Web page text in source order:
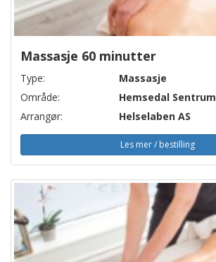
Massasje 60 minutter
Type:
Massasje
Område:
Hemsedal Sentrum
Arrangør:
Helselaben AS
Les mer / bestilling